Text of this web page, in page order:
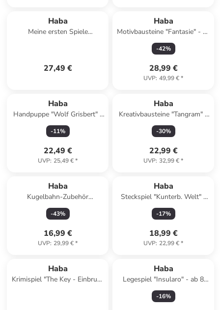
Haba
Meine ersten Spiele
27,49 €
Haba
Motivbausteine "Fantasie" - ab
2 Jahren
-42%
28,99 €
UVP: 49,99 €*
Haba
Handpuppe "Wolf Grisbert" -
ab 18 Monaten
-11%
22,49 €
UVP: 25,49 €*
Haba
Kreativbausteine "Tangram" -
ab 3 Jahren
-30%
22,99 €
UVP: 32,99 €*
Haba
Kugelbahn-Zubehör
"Glöckchentunnel" - ab 2
Jahren
-43%
16,99 €
UVP: 29,99 €*
Haba
Steckspiel "Kunterb. Welt" -
ab 18 Monaten
-17%
18,99 €
UVP: 22,99 €*
Haba
Krimispiel "The Key - Einbruch
Haba
Legespiel "Insularo" - ab 8
Jahren
-16%